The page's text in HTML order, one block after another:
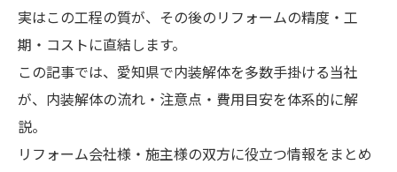
実はこの工程の質が、その後のリフォームの精度・工
期・コストに直結します。
この記事では、愛知県で内装解体を多数手掛ける当社
が、内装解体の流れ・注意点・費用目安を体系的に解
説。
リフォーム会社様・施主様の双方に役立つ情報をまとめ